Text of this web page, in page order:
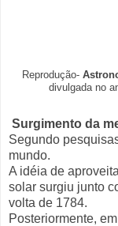
Reprodução-
divulgada no
Surgimento da
Segundo
mundo.
A idéia de
solar surgiu junto
volta de 1784.
Posteriormente,